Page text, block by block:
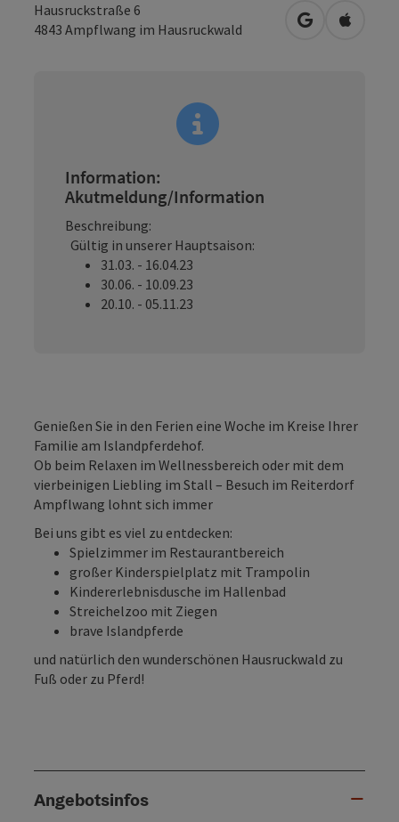
Hausruckstraße 6
4843 Ampflwang im Hausruckwald in Google
in
Information:
Akutmeldung/Information
Beschreibung:
Gültig in unserer Hauptsaison:
31.03. - 16.04.23
30.06. - 10.09.23
20.10. - 05.11.23
Genießen Sie in den Ferien eine Woche im Kreise Ihrer
Familie am Islandpferdehof.
Ob beim Relaxen im Wellnessbereich oder mit dem
vierbeinigen Liebling im Stall – Besuch im Reiterdorf
Ampflwang lohnt sich immer
Bei uns gibt es viel zu entdecken:
Spielzimmer im Restaurantbereich
großer Kinderspielplatz mit Trampolin
Kindererlebnisdusche im Hallenbad
Streichelzoo mit Ziegen
brave Islandpferde
und natürlich den wunderschönen Hausruckwald zu
Fuß oder zu Pferd!
Angebotsinfos